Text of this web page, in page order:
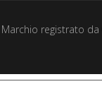
registrato da